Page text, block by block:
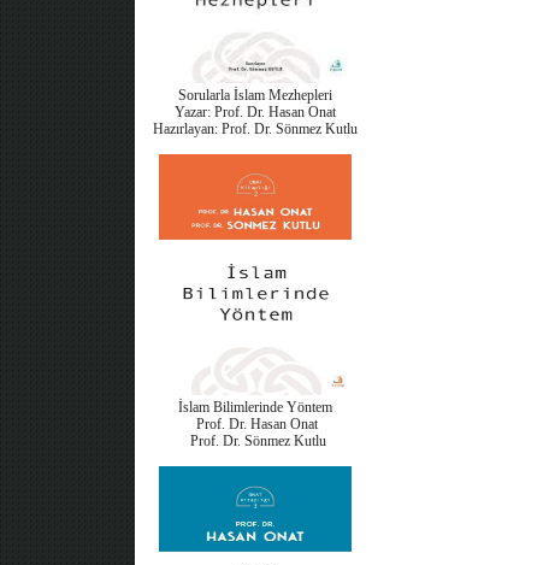
Sorularla İslam Mezhepleri
Yazar: Prof. Dr. Hasan Onat
Hazırlayan: Prof. Dr. Sönmez Kutlu
İslam Bilimlerinde Yöntem
Prof. Dr. Hasan Onat
Prof. Dr. Sönmez Kutlu